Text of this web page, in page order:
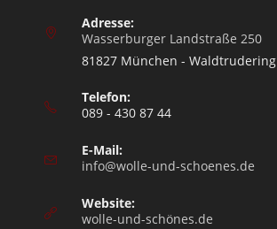
Adresse:
Wasserburger Landstraße 250
81827 München - Waldtrudering
Telefon:
089 - 430 87 44
E-Mail:
info@wolle-und-schoenes.de
Website:
wolle-und-schönes.de